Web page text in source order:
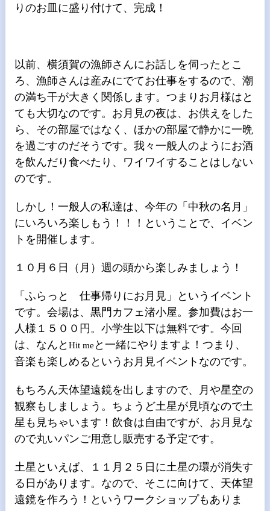
りのお皿に盛り付けて、完成！
以前、横須賀の漁師さんにお話しを伺ったとこ
ろ、漁師さんは産みにでてお仕事をするので、潮
の満ち干が大きく関係します。つまりお月様はと
ても大切なのです。お月見の夜は、お供えをした
ら、その部屋ではなく、ほかの部屋で静かに一晩
を過ごすのだそうです。我々一般人のようにお酒
を飲んだり食べたり、ワイワイすることはしない
のです。
しかし！一般人の私達は、今年の「中秋の名月」
にいろいろ楽しもう！！！ということで、イベン
トを開催します。
１０月６日（月）週の頭から楽しみましょう！
「ふらっと 仕事帰りにお月見」というイベント
です。会場は、黒門カフェ渚小屋。参加費はお一
人様１５００円。小学生以下は無料です。今回
は、なんと Hit me と一緒にやりますよ！つまり、
音楽も楽しめるというお月見イベントなのです。
もちろん天体望遠鏡を出しますので、月や星空の
観察もしましょう。ちょうど土星が見頃なので土
星も見ちゃいます！飲食は自由ですが、お月見な
ので丸いパンご用意し販売する予定です。
土星といえば、１１月２５日に土星の環が消失す
る日があります。なので、そこに向けて、天体望
遠鏡を作ろう！というワークショップもありま